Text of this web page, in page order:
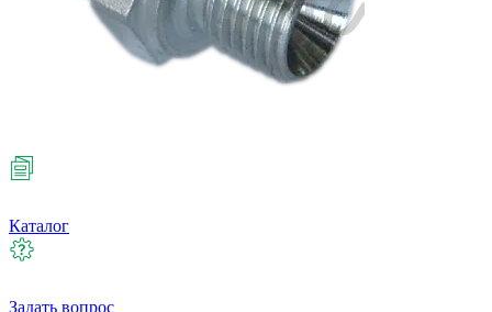
Каталог
Задать вопрос